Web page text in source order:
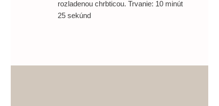
rozladenou chrbticou. Trvanie: 10 minút
25 sekúnd